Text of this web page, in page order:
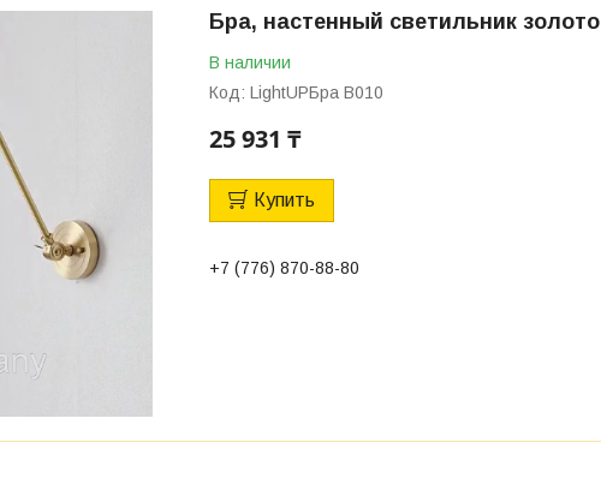
Бра, настенный светильник золото
В наличии
Код: LightUPБра B010
25 931 ₸
Купить
+7 (776) 870-88-80